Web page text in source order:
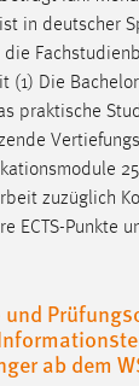
ist in deutscher
(1) Die
praktische
zuzüglich
ECTS-Punkte
ab dem